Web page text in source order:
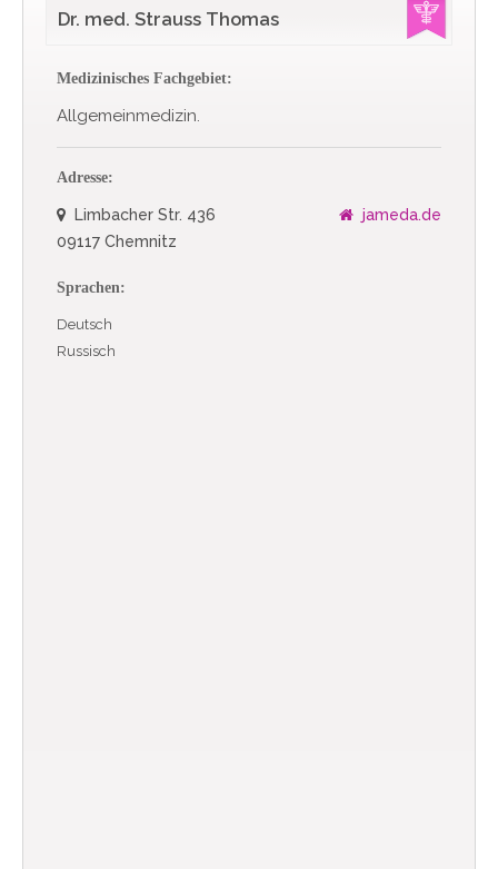
Dr. med. Strauss Thomas
Medizinisches Fachgebiet:
Allgemeinmedizin.
Adresse:
Limbacher Str. 436
09117 Chemnitz
jameda.de
Sprachen:
Deutsch
Russisch